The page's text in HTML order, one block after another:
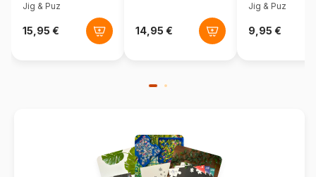
Jig & Puz Jig & Puz